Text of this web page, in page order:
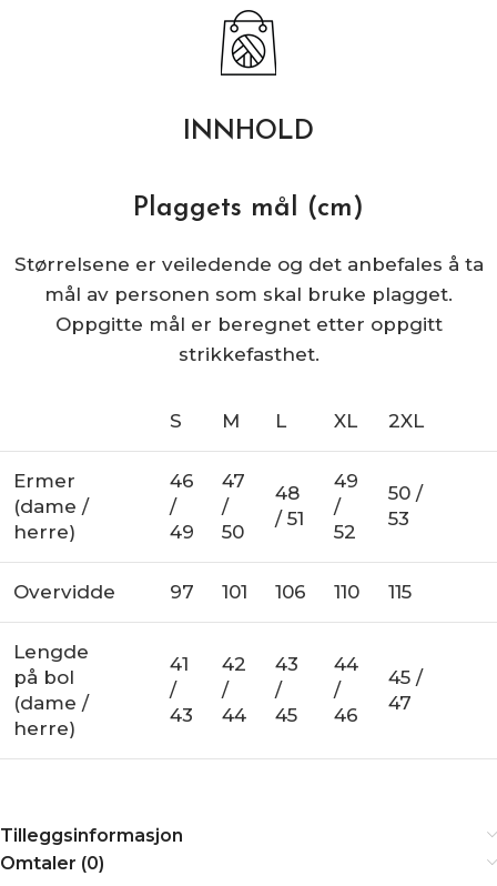
INNHOLD
Plaggets mål (cm)
Størrelsene er veiledende og det anbefales å ta
mål av personen som skal bruke plagget.
Oppgitte mål er beregnet etter oppgitt
strikkefasthet.
S M L XL 2XL
Ermer
(dame /
herre)
46
/
49
47
/
50
48
/ 51
49
/
52
50 /
53
Overvidde 97 101 106 110 115
Lengde
på bol
(dame /
herre)
41
/
43
42
/
44
43
/
45
44
/
46
45 /
47
Tilleggsinformasjon
Omtaler (0)